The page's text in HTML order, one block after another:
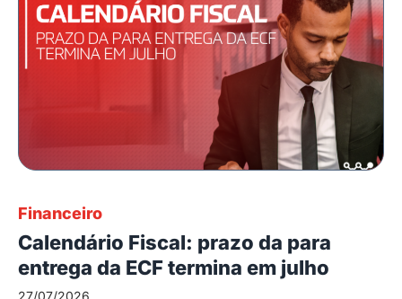
Financeiro
Calendário Fiscal: prazo da para
entrega da ECF termina em julho